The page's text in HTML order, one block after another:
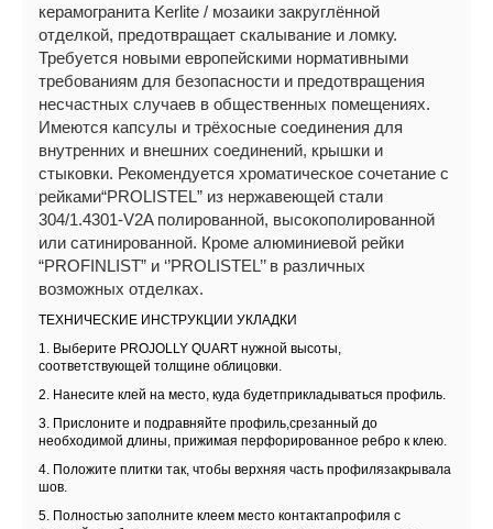
керамогранита Kerlite / мозаики закруглённой
отделкой, предотвращает скалывание и ломку.
Требуется новыми европейскими нормативными
требованиям для безопасности и предотвращения
несчастных случаев в общественных помещениях.
Имеются капсулы и трёхосные соединения для
внутренних и внешних соединений, крышки и
стыковки. Рекомендуется хроматическое сочетание с
рейками“PROLISTEL” из нержавеющей стали
304/1.4301-V2A полированной, высокополированной
или сатинированной. Кроме алюминиевой рейки
“PROFINLIST” и ‘’PROLISTEL’’ в различных
возможных отделках.
ТЕХНИЧЕСКИЕ ИНСТРУКЦИИ УКЛАДКИ
1. Выберите PROJOLLY QUART нужной высоты,
соответствующей толщине облицовки.
2. Нанесите клей на место, куда будетприкладываться профиль.
3. Прислоните и подравняйте профиль,срезанный до
необходимой длины, прижимая перфорированное ребро к клею.
4. Положите плитки так, чтобы верхняя часть профилязакрывала
шов.
5. Полностью заполните клеем место контактапрофиля с